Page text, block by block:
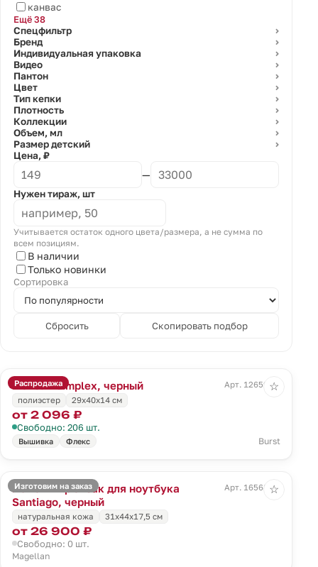
канвас
Ещё 38
Спецфильтр
⌄
Бренд ⌄
Индивидуальная упаковка ⌄
Видео ⌄
Пантон ⌄
Цвет ⌄
Тип кепки ⌄
Плотность ⌄
Коллекции ⌄
Объем, мл ⌄
Размер детский ⌄
Цена, ₽
—
Нужен тираж, шт
Учитывается остаток одного цвета/размера, а не сумма по
всем позициям.
В наличии
Только новинки
Сортировка
Сбросить Скопировать подбор
Распродажа
Рюкзак Simplex, черный
Арт. 12659.30
полиэстер
29х40х14 см
от 2 096 ₽
Свободно: 206 шт.
Вышивка Флекс Burst
☆
Изготовим на заказ
Кожаный рюкзак для ноутбука
Santiago, черный
Арт. 16568.30
натуральная кожа 31х44х17,5 см
от 26 900 ₽
Свободно: 0 шт.
Magellan
☆